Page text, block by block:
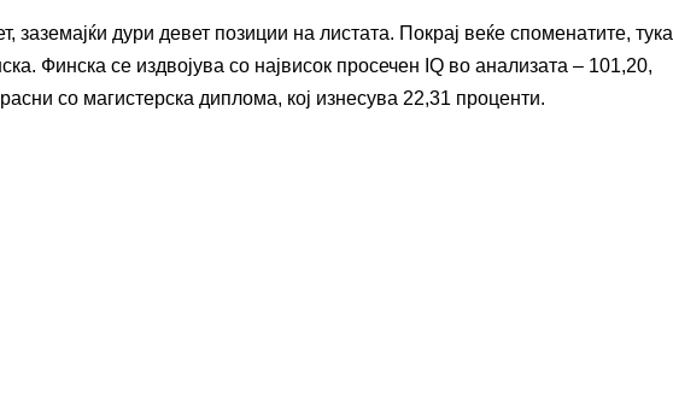
заземајќи дури девет позиции на листата. Покрај веќе споменатите, тука
Финска се издвојува со највисок просечен IQ во анализата – 101,20,
со магистерска диплома, кој изнесува 22,31 проценти.